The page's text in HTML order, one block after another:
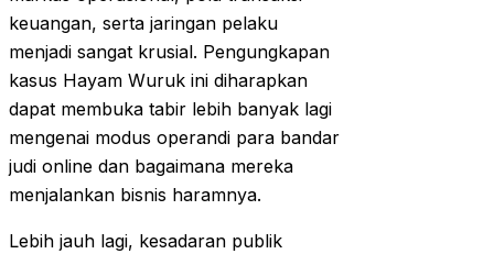
keuangan, serta jaringan pelaku
menjadi sangat krusial. Pengungkapan
kasus Hayam Wuruk ini diharapkan
dapat membuka tabir lebih banyak lagi
mengenai modus operandi para bandar
judi online dan bagaimana mereka
menjalankan bisnis haramnya.
Lebih jauh lagi, kesadaran publik